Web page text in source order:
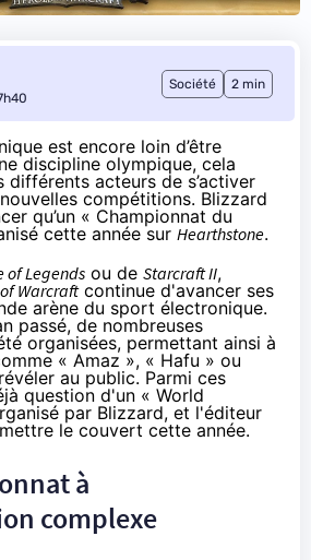
Société 2 min
est encore loin d’être
discipline olympique, cela
différents acteurs de s’activer
compétitions. Blizzard
qu’un « Championnat du
cette année sur Hearthstone.
of Legends ou de Starcraft II,
Warcraftcontinue d'avancer ses
arène du sport électronique.
passé, de nombreuses
organisées, permettant ainsi à
« Amaz », « Hafu » ou
au public. Parmi ces
question d'un « World
par Blizzard, et l'éditeur
le couvert cette année.
à
complexe